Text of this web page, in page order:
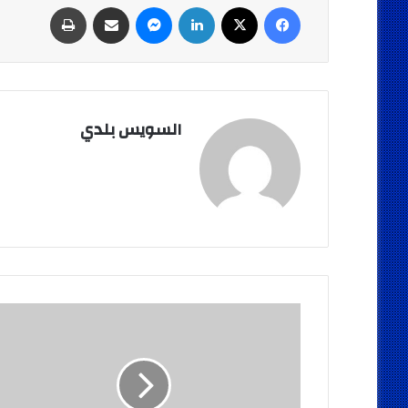
فيسبوك لينكدإن ماسنجر مشاركة عبر البريد
السويس بلدي